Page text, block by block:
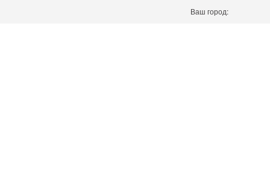
Ваш город: